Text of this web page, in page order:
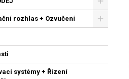
rozhlas + Ozvučení
systémy + Řízení